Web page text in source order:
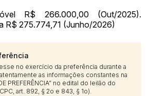
R$ 266.000,00 (Out/2025).
R$ 275.774,71 (Junho/2026)
no exercício da preferência durante a
as informações constantes na
PREFERÊNCIA” no edital do leilão do
art. 892, § 2o e 843, § 1o).